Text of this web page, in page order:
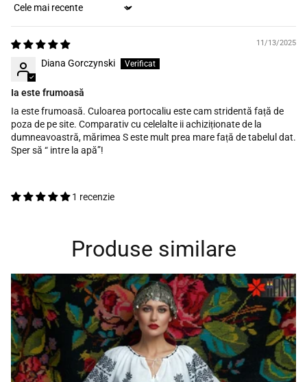
Sort by
11/13/2025
Diana Gorczynski
Ia este frumoasă
Ia este frumoasă. Culoarea portocaliu este cam stridentă față de
poza de pe site. Comparativ cu celelalte ii achiziționate de la
dumneavoastră, mărimea S este mult prea mare față de tabelul dat.
Sper să “ intre la apă”!
1 recenzie
Produse similare